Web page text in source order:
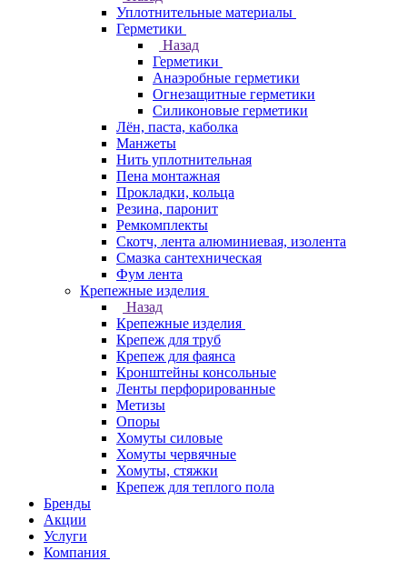
Уплотнительные материалы
Герметики
Назад
Герметики
Анаэробные герметики
Огнезащитные герметики
Силиконовые герметики
Лён, паста, каболка
Манжеты
Нить уплотнительная
Пена монтажная
Прокладки, кольца
Резина, паронит
Ремкомплекты
Скотч, лента алюминиевая, изолента
Смазка сантехническая
Фум лента
Крепежные изделия
Назад
Крепежные изделия
Крепеж для труб
Крепеж для фаянса
Кронштейны консольные
Ленты перфорированные
Метизы
Опоры
Хомуты силовые
Хомуты червячные
Хомуты, стяжки
Крепеж для теплого пола
Бренды
Акции
Услуги
Компания